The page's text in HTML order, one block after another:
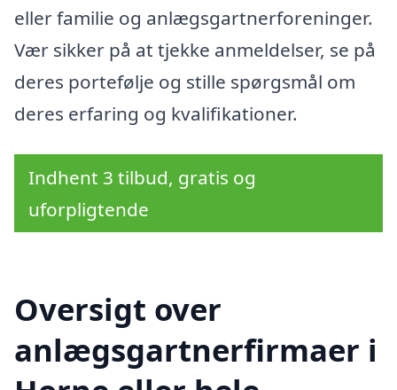
eller familie og anlægsgartnerforeninger.
Vær sikker på at tjekke anmeldelser, se på
deres portefølje og stille spørgsmål om
deres erfaring og kvalifikationer.
Indhent 3 tilbud, gratis og
uforpligtende
Oversigt over
anlægsgartnerfirmaer i